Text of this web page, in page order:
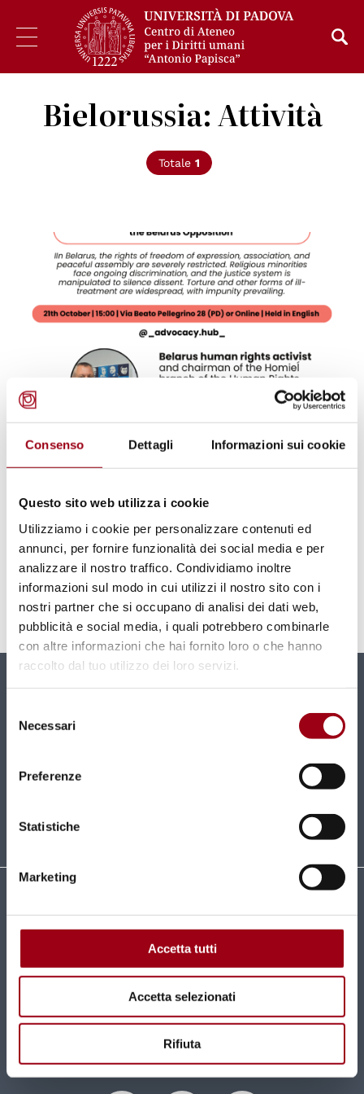
Consenso Dettagli Informazioni sui cookie
Questo sito web utilizza i cookie
Utilizziamo i cookie per personalizzare contenuti ed
annunci, per fornire funzionalità dei social media e per
analizzare il nostro traffico. Condividiamo inoltre
informazioni sul modo in cui utilizzi il nostro sito con i
nostri partner che si occupano di analisi dei dati web,
pubblicità e social media, i quali potrebbero combinarle
con altre informazioni che hai fornito loro o che hanno
raccolto dal tuo utilizzo dei loro servizi.
delNecessari
Preferenze
Statistiche
Marketing
Accetta tutti
Accetta selezionati
Rifiuta
Bielorussia: Attività
Totale 1
DIFENSORI DEI DIRITTI UMANI
Silenced Voices and Violated
Rights: The Voice of the Belarus
Opposition, Università di Padova,
21 ottobre 2024
21.10.2024
Nuovi contenuti e news mensili direttamente nella
Complesso Universitario
Via Beato Pellegrino, 28 - 35137 Padova
centro.dirittiumani@unipd.it
centro.dirittiumani@pec.unipd.it